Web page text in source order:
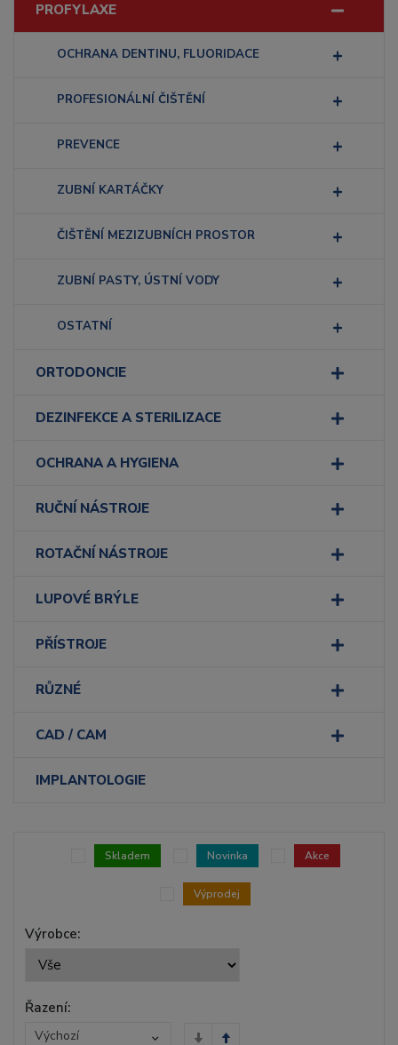
PROFYLAXE
OCHRANA DENTINU, FLUORIDACE
PROFESIONÁLNÍ ČIŠTĚNÍ
PREVENCE
ZUBNÍ KARTÁČKY
ČIŠTĚNÍ MEZIZUBNÍCH PROSTOR
ZUBNÍ PASTY, ÚSTNÍ VODY
OSTATNÍ
ORTODONCIE
DEZINFEKCE A STERILIZACE
OCHRANA A HYGIENA
RUČNÍ NÁSTROJE
ROTAČNÍ NÁSTROJE
LUPOVÉ BRÝLE
PŘÍSTROJE
RŮZNÉ
CAD / CAM
IMPLANTOLOGIE
Výrobce:
Skladem Novinka Akce
Výprodej
Řazení:
Výchozí